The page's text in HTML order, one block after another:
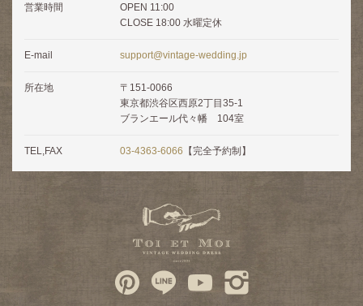
営業時間
OPEN 11:00
CLOSE 18:00 水曜定休
E-mail support@vintage-wedding.jp
所在地
〒151-0066
東京都渋谷区西原2丁目35-1
ブランエール代々幡 104室
TEL,FAX 03-4363-6066 【完全予約制】